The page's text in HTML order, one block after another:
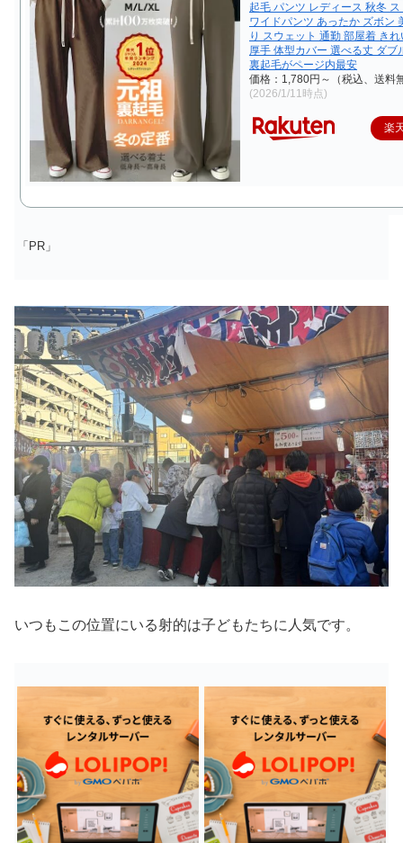
起毛 パンツ レディース 秋冬
ワイドパンツ あったか ズボン
り スウェット 通勤 部屋着 き
厚手 体型カバー 選べる丈 ダブ
裏起毛がページ内最安
価格：1,780円～（税込、送料
(2026/1/11時点)
楽
「PR」
いつもこの位置にいる射的は子どもたちに人気です。